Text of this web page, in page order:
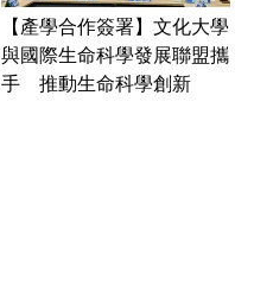
【產學合作簽署】文化大學
與國際生命科學發展聯盟攜
手 推動生命科學創新